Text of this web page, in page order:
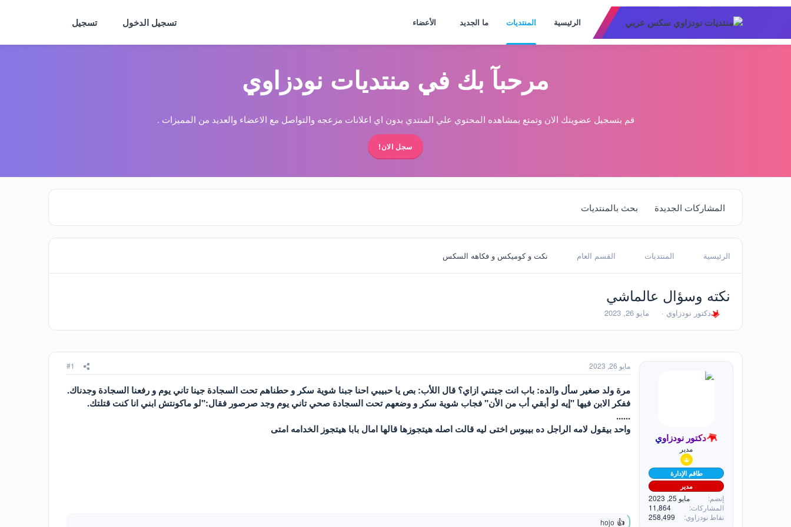
الرئيسية المنتديات ما الجديد الأعضاء تسجيل الدخول تسجيل
مرحبآ بك في منتديات نودزاوي
قم بتسجيل عضويتك الان وتمتع بمشاهده المحتوي علي المنتدي بدون اي اعلانات مزعجه والتواصل مع الاعضاء والعديد من المميزات .
سجل الان!
المشاركات الجديدة بحث بالمنتديات
الرئيسية المنتديات القسم العام نكت و كوميكس و فكاهه السكس
نكته وسؤال عالماشي
ب
د
ا
ل
دكتور نودزاوي
ت
ر
خ
ا
مايو 26, 2023
دكتور نودزاوي
مدير
طاقم الإدارة
مدير
إنضم
مايو 25, 2023
المشاركات
11,864
نقاط نودزاوي
258,499
مايو 26, 2023 #1
مرة ولد صغير سأل والده: باب انت جبتني ازاي؟ قال اللأب: بص يا حبيبي احنا جبنا شوية سكر و حطناهم تحت السجادة جينا تاني يوم و رفعنا السجادة وجدناك.
ففكر الابن فيها "إيه لو أبقي أب من الأن" فجاب شوية سكر و وضعهم تحت السجادة صحي تاني يوم وجد صرصور فقال:"لو ماكونتش ابني انا كنت قتلتك.
......
واحد بيقول لامه الراجل ده بيبوس اختى ليه قالت اصله هيتجوزها قالها امال بابا هيتجوز الخدامه امتى
hojo